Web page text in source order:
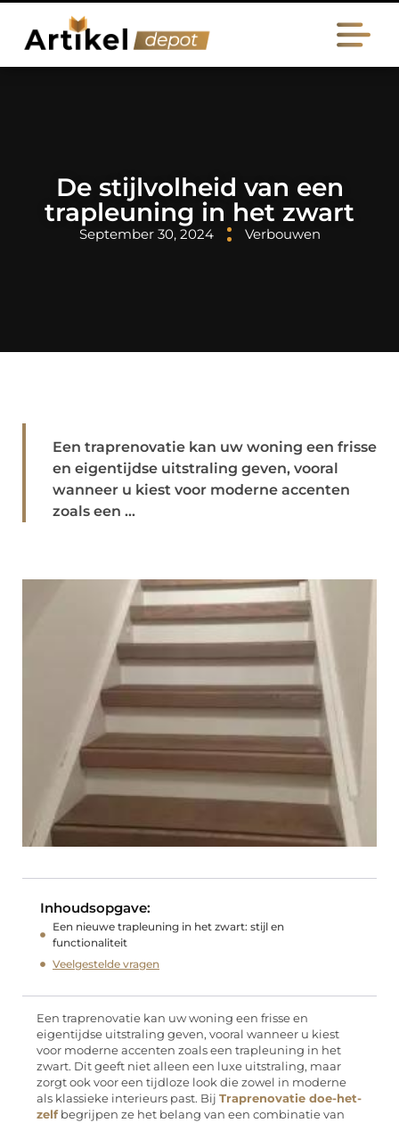
De stijlvolheid van een
trapleuning in het zwart
September 30, 2024 Verbouwen
Een traprenovatie kan uw woning een frisse
en eigentijdse uitstraling geven, vooral
wanneer u kiest voor moderne accenten
zoals een ...
Inhoudsopgave:
Een nieuwe trapleuning in het zwart: stijl en
functionaliteit
Veelgestelde vragen
Een traprenovatie kan uw woning een frisse en
eigentijdse uitstraling geven, vooral wanneer u kiest
voor moderne accenten zoals een trapleuning in het
zwart. Dit geeft niet alleen een luxe uitstraling, maar
zorgt ook voor een tijdloze look die zowel in moderne
als klassieke interieurs past. Bij Traprenovatie doe-het-
zelfbegrijpen ze het belang van een combinatie van